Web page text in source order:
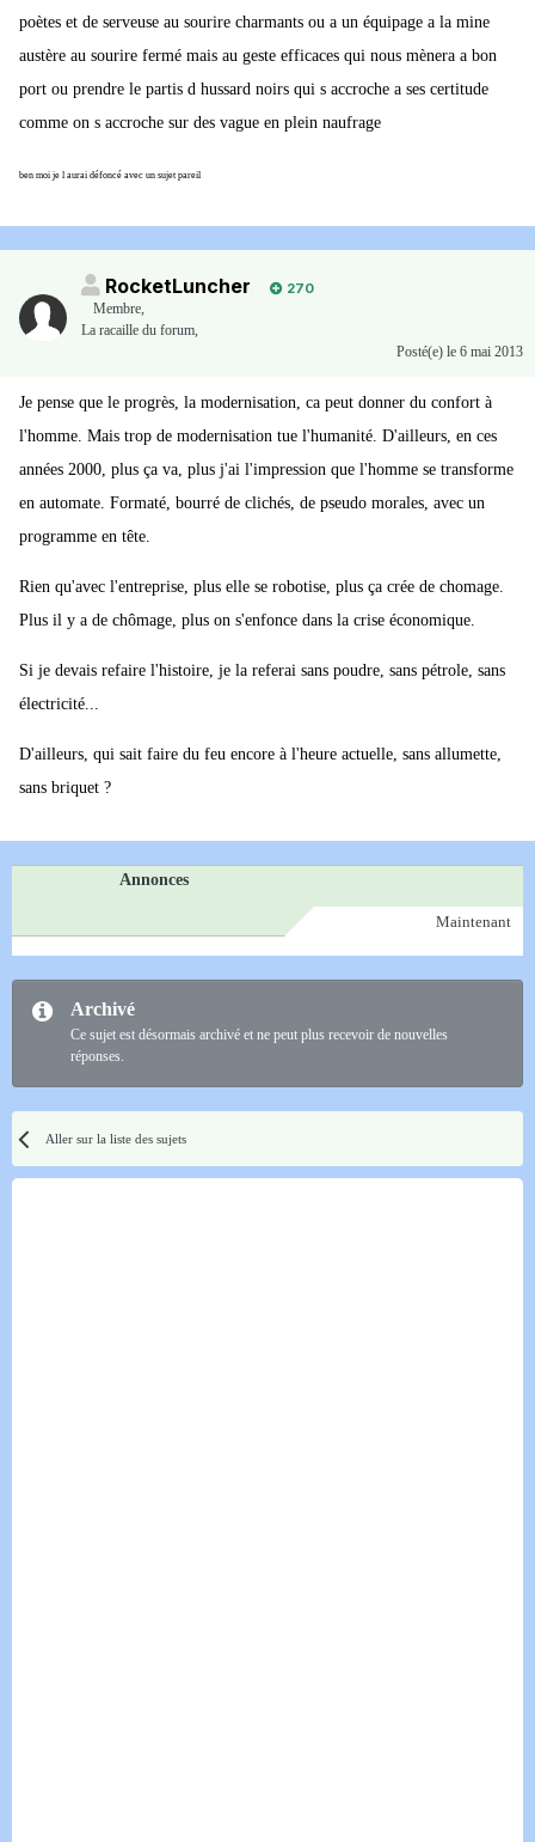
poètes et de serveuse au sourire charmants ou a un équipage a la mine
austère au sourire fermé mais au geste efficaces qui nous mènera a bon
port ou prendre le partis d hussard noirs qui s accroche a ses certitude
comme on s accroche sur des vague en plein naufrage
ben moi je l aurai défoncé avec un sujet pareil
RocketLuncher
270
Membre,
La racaille du forum,
Posté(e) le 6 mai 2013
Je pense que le progrès, la modernisation, ca peut donner du confort à
l'homme. Mais trop de modernisation tue l'humanité. D'ailleurs, en ces
années 2000, plus ça va, plus j'ai l'impression que l'homme se transforme
en automate. Formaté, bourré de clichés, de pseudo morales, avec un
programme en tête.
Rien qu'avec l'entreprise, plus elle se robotise, plus ça crée de chomage.
Plus il y a de chômage, plus on s'enfonce dans la crise économique.
Si je devais refaire l'histoire, je la referai sans poudre, sans pétrole, sans
électricité...
D'ailleurs, qui sait faire du feu encore à l'heure actuelle, sans allumette,
sans briquet ?
Annonces
Maintenant
Archivé
Ce sujet est désormais archivé et ne peut plus recevoir de nouvelles
réponses.
Aller sur la liste des sujets